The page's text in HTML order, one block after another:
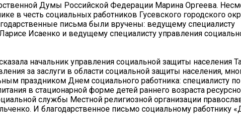
Думы Российской Федерации Марина Оргеева.
в честь социальных работников Гусевского городского
письма были вручены: ведущему специалисту
Исаенко и ведущему специалисту управления
начальник управления социальной защиты населения
за заслуги в области социальной защиты населения,
праздником Днем социального работника: специалисту по
в стационарной форме детей раннего возраста
службы Местной религиозной организации
И благодарственное письмо социальному работнику